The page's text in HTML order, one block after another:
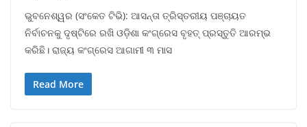
ଭୁବନେଶ୍ୱର (ସଂକେତ ଟିଭି): ଆସନ୍ତା ତ୍ରିସ୍ତରୀୟ ପଞ୍ଚାୟତ
ନିର୍ବାଚନକୁ ଦୃଷ୍ଟିରେ ରଖି ଓଡ଼ିଶା କଂଗ୍ରେସ ବୃହତ୍ ପ୍ରସ୍ତୁତି ଆରମ୍ଭ
କରିଛି। ରାଜ୍ୟ କଂଗ୍ରେସ ଆଗାମୀ ୩ ମାସ
Read More